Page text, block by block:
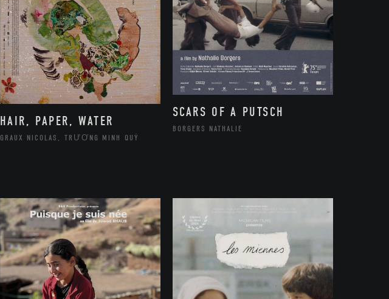
HAIR, PAPER, WATER
GRAUX NICOLAS, TRƯƠNG MINH QUÝ
SCARS OF A PUTSCH
BORGERS NATHALIE